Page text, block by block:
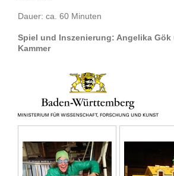
Dauer: ca. 60 Minuten
Spiel und Inszenierung: Angelika Gök
Kammer